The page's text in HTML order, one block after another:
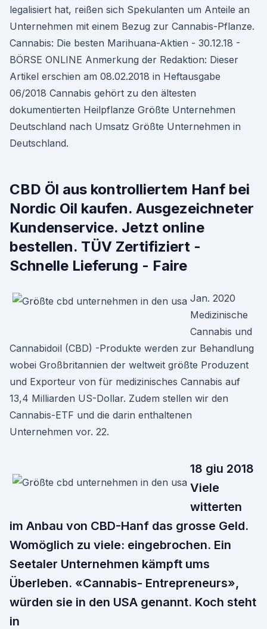
legalisiert hat, reißen sich Spekulanten um Anteile an
Unternehmen mit einem Bezug zur Cannabis-Pflanze.
Cannabis: Die besten Marihuana-Aktien - 30.12.18 -
BÖRSE ONLINE Anmerkung der Redaktion: Dieser
Artikel erschien am 08.02.2018 in Heftausgabe
06/2018 Cannabis gehört zu den ältesten
dokumentierten Heilpflanze Größte Unternehmen
Deutschland nach Umsatz Größte Unternehmen in
Deutschland.
CBD Öl aus kontrolliertem Hanf bei
Nordic Oil kaufen. Ausgezeichneter
Kundenservice. Jetzt online
bestellen. TÜV Zertifiziert -
Schnelle Lieferung - Faire
Jan. 2020
Medizinische
Cannabis und
Cannabidoil (CBD) -Produkte werden zur Behandlung
wobei Großbritannien der weltweit größte Produzent
und Exporteur von für medizinisches Cannabis auf
13,4 Milliarden US-Dollar. Zudem stellen wir den
Cannabis-ETF und die darin enthaltenen
Unternehmen vor. 22.
18 giu 2018
Viele
witterten
im Anbau von CBD-Hanf das grosse Geld.
Womöglich zu viele: eingebrochen. Ein
Seetaler Unternehmen kämpft ums
Überleben. «Cannabis- Entrepreneurs»,
würden sie in den USA genannt. Koch steht
in